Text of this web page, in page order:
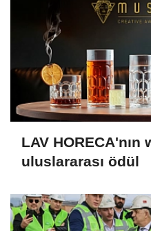
LAV
uluslararası ödül